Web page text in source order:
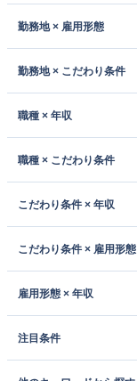
勤務地 × 雇用形態
勤務地 × こだわり条件
職種 × 年収
職種 × こだわり条件
こだわり条件 × 年収
こだわり条件 × 雇用形態
雇用形態 × 年収
注目条件